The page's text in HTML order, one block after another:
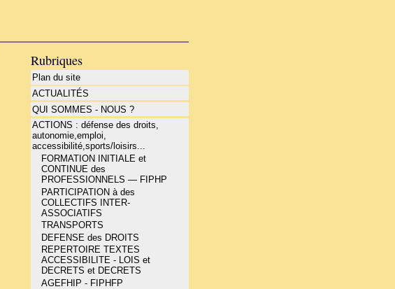
Rubriques
Plan du site
ACTUALITÉS
QUI SOMMES - NOUS ?
ACTIONS : défense des droits,
autonomie,emploi,
accessibilité,sports/loisirs...
FORMATION INITIALE et
CONTINUE des
PROFESSIONNELS — FIPHP
PARTICIPATION à des
COLLECTIFS INTER-
ASSOCIATIFS
TRANSPORTS
DEFENSE des DROITS
REPERTOIRE TEXTES
ACCESSIBILITE - LOIS et
DECRETS et DECRETS
AGEFHIP - FIPHFP